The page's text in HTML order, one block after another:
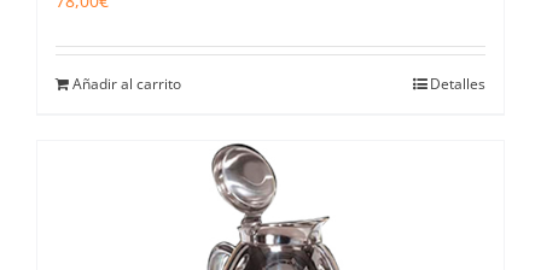
Añadir al carrito Detalles